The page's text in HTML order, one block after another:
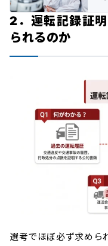
2．運転記録証
られるのか
選考でほぼ必ず求めら